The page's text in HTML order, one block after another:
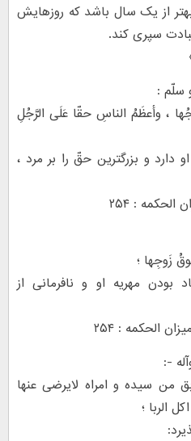
از یک سال باشد که روزهایش
سپری کند.
سلّم :
، وأعظَمُ الناسِ حقّا عَلَى الرَّجُلِ
دارد و بزرگترین حقّ را بر مرد ،
زَوجِها ؛
مهریه او و نافرمانى از
-:
من سیده و امراه لایرضى عنها
الربا ؛